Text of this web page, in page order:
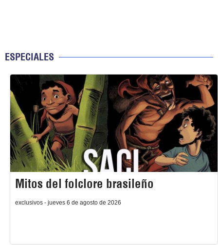
ESPECIALES
Mitos del folclore brasileño
exclusivos - jueves 6 de agosto de 2026